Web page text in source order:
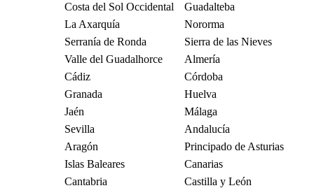
Costa del Sol Occidental
Guadalteba
La Axarquía
Nororma
Serranía de Ronda
Sierra de las Nieves
Valle del Guadalhorce
Almería
Cádiz
Córdoba
Granada
Huelva
Jaén
Málaga
Sevilla
Andalucía
Aragón
Principado de Asturias
Islas Baleares
Canarias
Cantabria
Castilla y León